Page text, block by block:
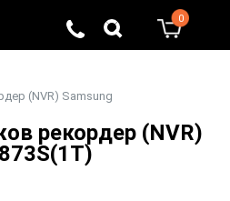
0
(NVR) Samsung
рекордер (NVR)